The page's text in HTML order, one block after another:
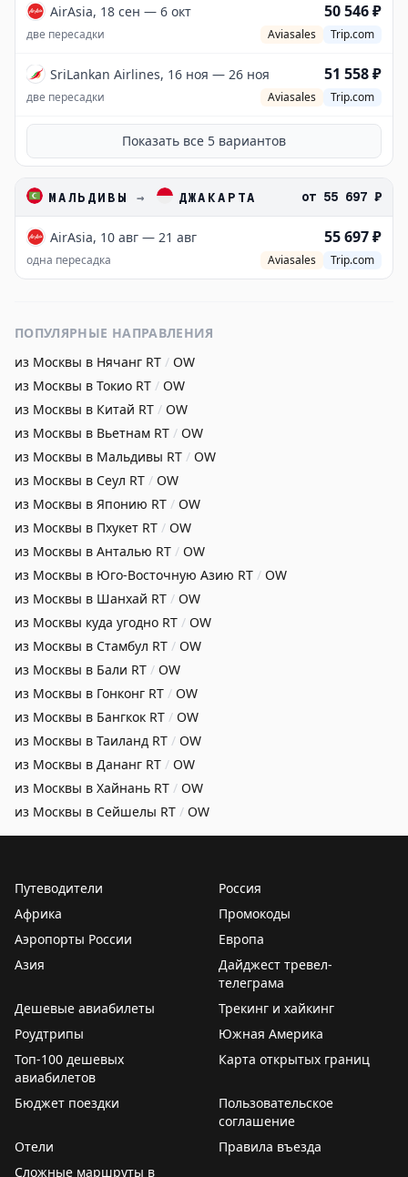
AirAsia, 18 сен — 6 окт 50 546 ₽
две пересадки Aviasales Trip.com
SriLankan Airlines, 16 ноя — 26 ноя 51 558 ₽
две пересадки Aviasales Trip.com
Показать все 5 вариантов
МАЛЬДИВЫ → ДЖАКАРТА от 55 697 ₽
AirAsia, 10 авг — 21 авг 55 697 ₽
одна пересадка Aviasales Trip.com
ПОПУЛЯРНЫЕ НАПРАВЛЕНИЯ
из Москвы в Нячанг RT / OW
из Москвы в Токио RT / OW
из Москвы в Китай RT / OW
из Москвы в Вьетнам RT / OW
из Москвы в Мальдивы RT / OW
из Москвы в Сеул RT / OW
из Москвы в Японию RT / OW
из Москвы в Пхукет RT / OW
из Москвы в Анталью RT / OW
из Москвы в Юго-Восточную Азию RT / OW
из Москвы в Шанхай RT / OW
из Москвы куда угодно RT / OW
из Москвы в Стамбул RT / OW
из Москвы в Бали RT / OW
из Москвы в Гонконг RT / OW
из Москвы в Бангкок RT / OW
из Москвы в Таиланд RT / OW
из Москвы в Дананг RT / OW
из Москвы в Хайнань RT / OW
из Москвы в Сейшелы RT / OW
Путеводители
Россия
Африка
Промокоды
Аэропорты России
Европа
Азия
Дайджест тревел-
телеграма
Дешевые авиабилеты
Трекинг и хайкинг
Роудтрипы
Южная Америка
Топ-100 дешевых
авиабилетов
Карта открытых границ
Бюджет поездки
Пользовательское
соглашение
Отели
Правила въезда
Сложные маршруты в